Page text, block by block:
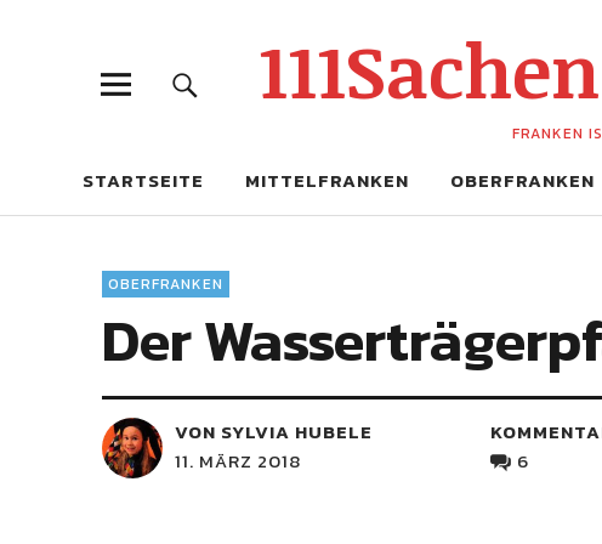
FRANKEN
STARTSEITE MITTELFRANKEN OBERFRANKEN
OBERFRANKEN
Der
VON SYLVIA HUBELE
11. MÄRZ 2018
6